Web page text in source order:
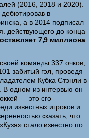
(2016, 2018 и 2020).
дебютировав в
а в 2014 подписал
действующего до конца
7,9 миллиона
команды 337 очков,
забитый гол, проведя
Кубка Стэнли в
В одном из интервью он
— это его
известных игроков и
сказать, что
стало известно по